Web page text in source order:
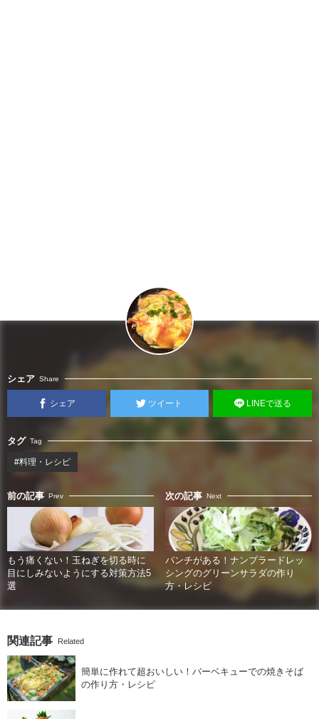
シェア Share
シェア ツイート LINEで送る
タグ Tag
#料理・レシピ
前の記事 Prev
もう痛くない！玉ねぎを切る時に
目にしみないようにする対策方法5
選
次の記事 Next
パンチがある！ナンプラードレッ
シングのグリーンサラダの作り
方・レシピ
関連記事 Related
簡単に作れて超おいしい！バーベキューでの焼きそば
の作り方・レシピ